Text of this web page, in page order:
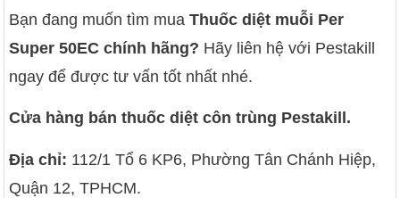
Bạn đang muốn tìm muaThuốc diệt muỗi Per
Super 50EC chính hãng? Hãy liên hệ với Pestakill
ngay để được tư vấn tốt nhất nhé.
Cửa hàng bán thuốc diệt côn trùng Pestakill.
Địa chỉ: 112/1 Tổ 6 KP6, Phường Tân Chánh Hiệp,
Quận 12, TPHCM.